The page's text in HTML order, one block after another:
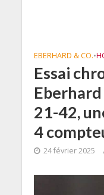
EBERHARD & CO.•
Essai
21-42,
4
24 février 2025